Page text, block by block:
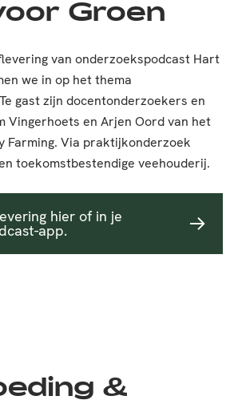
Groen
van onderzoekspodcast Hart
we in op het thema
gast zijn docentonderzoekers en
Vingerhoets en Arjen Oord van het
Farming. Via praktijkonderzoek
toekomstbestendige veehouderij.
hier of in je
app.
&